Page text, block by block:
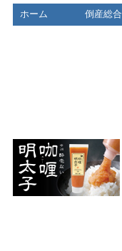
ホーム 倒産総合